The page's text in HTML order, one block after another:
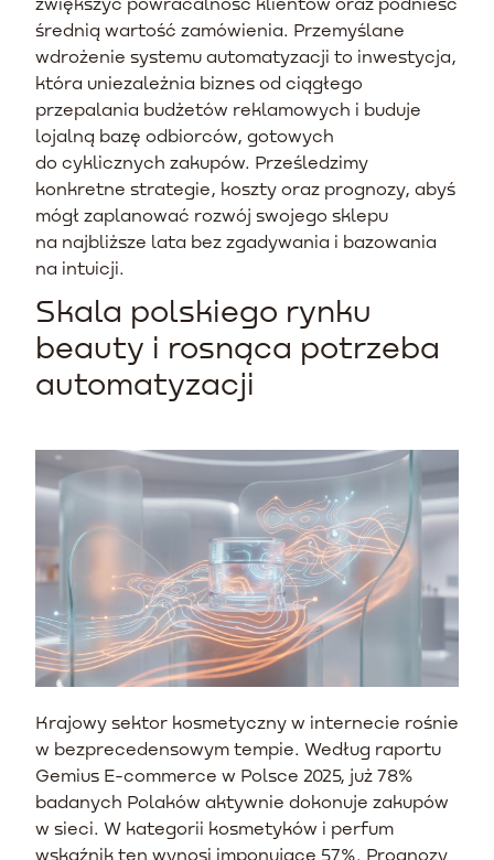
średnią wartość zamówienia. Przemyślane
wdrożenie systemu automatyzacji to inwestycja,
która uniezależnia biznes od ciągłego
przepalania budżetów reklamowych i buduje
lojalną bazę odbiorców, gotowych
do cyklicznych zakupów. Prześledzimy
konkretne strategie, koszty oraz prognozy, abyś
mógł zaplanować rozwój swojego sklepu
na najbliższe lata bez zgadywania i bazowania
na intuicji.
Skala polskiego rynku
beauty i rosnąca potrzeba
automatyzacji
Krajowy sektor kosmetyczny w internecie rośnie
w bezprecedensowym tempie. Według raportu
Gemius E-commerce w Polsce 2025, już 78%
badanych Polaków aktywnie dokonuje zakupów
w sieci. W kategorii kosmetyków i perfum
wskaźnik ten wynosi imponujące 57%. Prognozy